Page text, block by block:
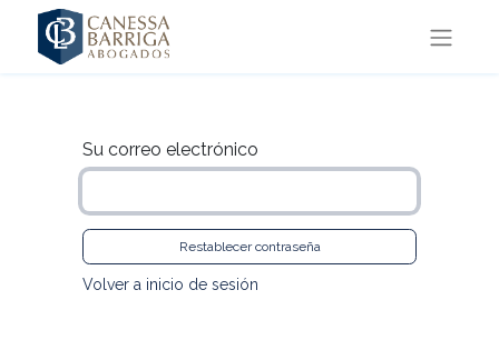
Su correo electrónico
Restablecer contraseña
Volver a inicio de sesión